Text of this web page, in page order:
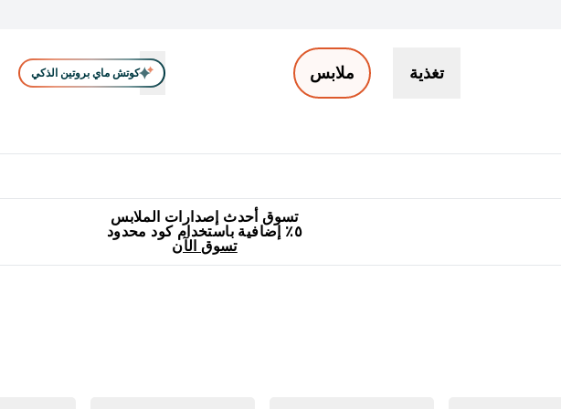
تغذية ملابس كوتش ماي بروتين الذكي
تسوق أحدث إصدارات الملابس
٥٪ إضافية باستخدام كود محدود
تسوق الآن